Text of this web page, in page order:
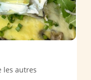
les autres